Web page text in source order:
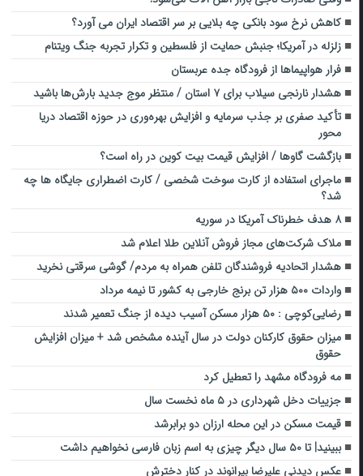
کاهش نرخ سود بانکی چه بلایی بر سر اقتصاد ایران می آورد؟
زلزله در آمریکا؛ جنبش حمایت از فلسطین و تکرار تجربه جنگ ویتنام
فرار هواپیماها از فرودگاه جده عربستان
هشدار نارنجی سیلاب برای ۷ استان / منتظر موج جدید بارش‌ها باشید
تأکید صفری بر جذب سرمایه و افزایش بهره‌وری در حوزه اقتصاد دریا
محور
بازگشت گاوها / افزایش قیمت بیت کوین در راه است؟
ماجرای استفاده از کارت سوخت شخصی / کارت اضطراری جایگاه ها چه
شد؟
۸ هدف خطرناک آمریکا در سوریه
ملاک شرکت‌های مجاز فروش آنلاین طلا اعلام شد
هشدار اتحادیه فروشندگان تلفن همراه به مردم/ گوشی سرقتی نخرید
واردات ۵۰۰ هزار تن برنج خارجی به کشور تا نیمه مرداد
رضایی‌کوچی : ۵۰ هزار مسکن آسیب دیده از جنگ تعمیر شدند
میزان حقوق کارکنان دولت در سال آینده مشخص شد + میزان افزایش
حقوق
مه فرودگاه مشهد را تعطیل کرد
جزییات دخل شهرداری در ۵ ماه نخست سال
قیمت مسکن در این محله ارزان دو برابرشد
ببینید| تا ۵۰ سال دیگر چیزی به اسم زبان فارسی نخواهیم داشت
عکس دیدنی علیرضا بیرانوند در کنار دخترش